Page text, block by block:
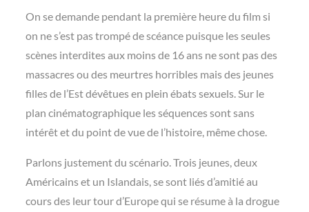
On se demande pendant la première heure du film si
on ne s’est pas trompé de scéance puisque les seules
scènes interdites aux moins de 16 ans ne sont pas des
massacres ou des meurtres horribles mais des jeunes
filles de l’Est dévêtues en plein ébats sexuels. Sur le
plan cinématographique les séquences sont sans
intérêt et du point de vue de l’histoire, même chose.
Parlons justement du scénario. Trois jeunes, deux
Américains et un Islandais, se sont liés d’amitié au
cours des leur tour d’Europe qui se résume à la drogue